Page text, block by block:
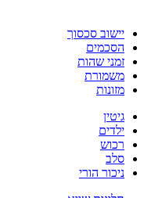
יישוב סכסוך
הסכמים
זמני שהות
משמורת
מזונות
גיטין
ילדים
רכוש
סלב
ניכור הורי